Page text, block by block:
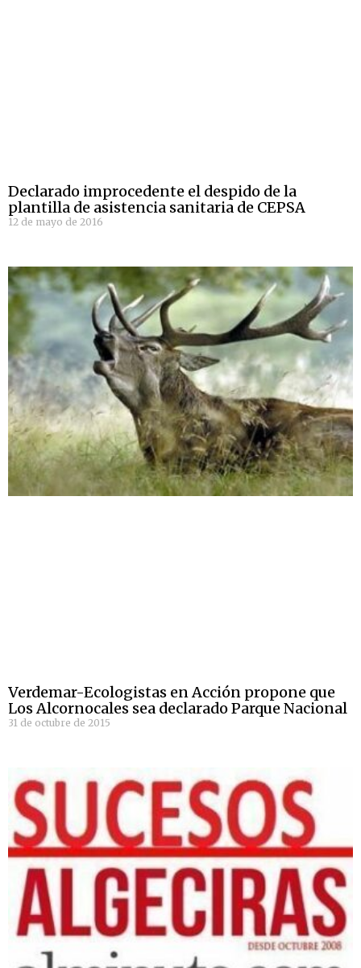
Declarado improcedente el despido de la
plantilla de asistencia sanitaria de CEPSA
12 de mayo de 2016
Verdemar-Ecologistas en Acción propone que
Los Alcornocales sea declarado Parque Nacional
31 de octubre de 2015